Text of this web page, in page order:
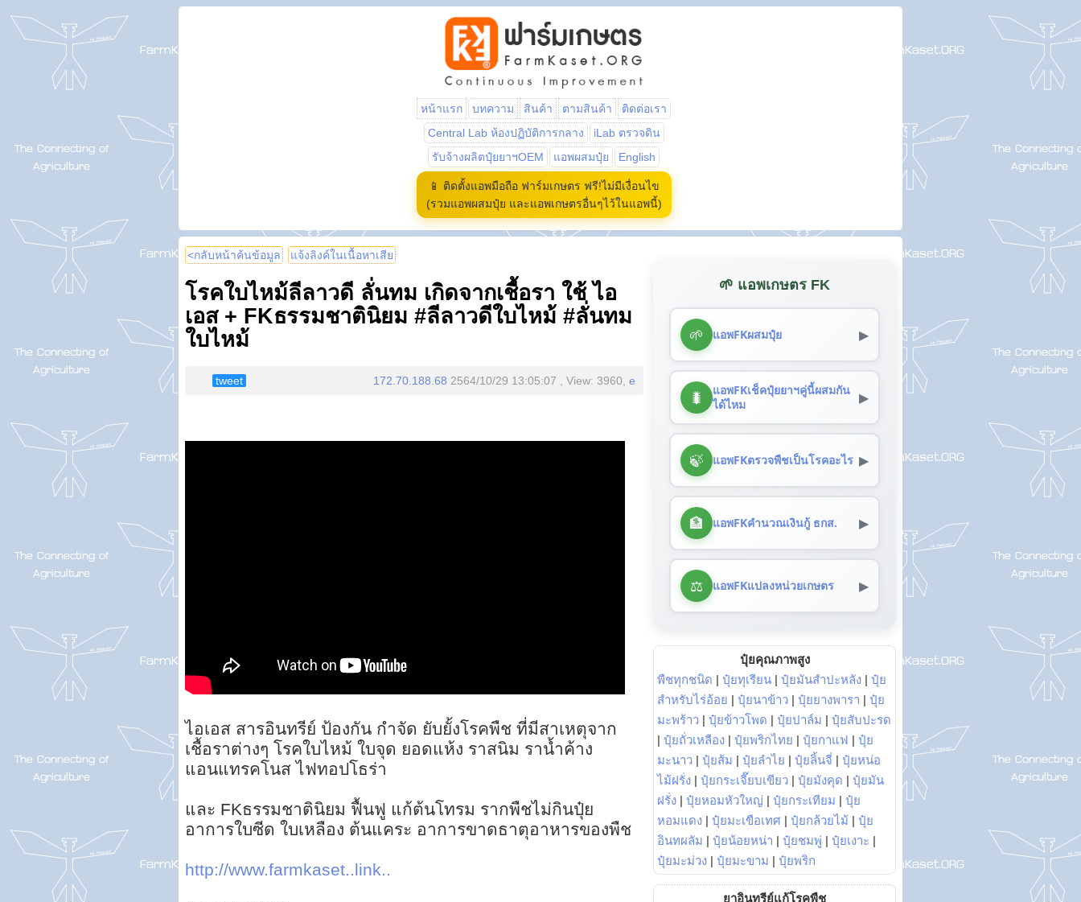
หน้าแรก บทความ สินค้า ตามสินค้า
ติดต่อเรา
Central Lab ห้องปฏิบัติการกลาง
iLab ตรวจดิน
รับจ้างผลิตปุ๋ยยาฯOEM
แอพผสมปุ๋ย English
📱 ติดตั้งแอพมือถือ ฟาร์มเกษตร ฟรี!ไม่มีเงื่อนไข
(รวมแอพผสมปุ๋ย และแอพเกษตรอื่นๆไว้ในแอพนี้)
<กลับหน้าค้นข้อมูล แจ้งลิงค์ในเนื้อหาเสีย
โรคใบไหม้ลีลาวดี ลั่นทม เกิดจากเชื้อรา ใช้ ไอ
เอส + FKธรรมชาตินิยม #ลีลาวดีใบไหม้ #ลั่นทม
ใบไหม้
tweet 172.70.188.68 2564/10/29 13:05:07 , View: 3960, e
ไอเอส สารอินทรีย์ ป้องกัน กำจัด ยับยั้งโรคพืช ที่มีสาเหตุจาก
เชื้อราต่างๆ โรคใบไหม้ ใบจุด ยอดแห้ง ราสนิม ราน้ำค้าง
แอนแทรคโนส ไฟทอปโธร่า
และ FKธรรมชาตินิยม ฟื้นฟู แก้ต้นโทรม รากพืชไม่กินปุ๋ย
อาการใบซีด ใบเหลือง ต้นแคระ อาการขาดธาตุอาหารของพืช
http://www.farmkaset..link..
🌱 แอพเกษตร FK
🌱 แอพFKผสมปุ๋ย ▶
🐛
แอพFKเช็คปุ๋ยยาฯคู่นี้ผสมกัน
ได้ไหม
▶
🍃 แอพFKตรวจพืชเป็นโรคอะไร ▶
🏦 แอพFKคำนวณเงินกู้ ธกส. ▶
⚖️ แอพFKแปลงหน่วยเกษตร ▶
ปุ๋ยคุณภาพสูง
พืชทุกชนิด | ปุ๋ยทุเรียน | ปุ๋ยมันสำปะหลัง | ปุ๋ย
สำหรับไร่อ้อย | ปุ๋ยนาข้าว | ปุ๋ยยางพารา | ปุ๋ย
มะพร้าว | ปุ๋ยข้าวโพด | ปุ๋ยปาล์ม | ปุ๋ยสับปะรด
| ปุ๋ยถั่วเหลือง | ปุ๋ยพริกไทย | ปุ๋ยกาแฟ | ปุ๋ย
มะนาว | ปุ๋ยส้ม | ปุ๋ยลำไย | ปุ๋ยลิ้นจี่ | ปุ๋ยหน่อ
ไม้ฝรั่ง | ปุ๋ยกระเจี๊ยบเขียว | ปุ๋ยมังคุด | ปุ๋ยมัน
ฝรั่ง | ปุ๋ยหอมหัวใหญ่ | ปุ๋ยกระเทียม | ปุ๋ย
หอมแดง | ปุ๋ยมะเขือเทศ | ปุ๋ยกล้วยไม้ | ปุ๋ย
อินทผลัม | ปุ๋ยน้อยหน่า | ปุ๋ยชมพู่ | ปุ๋ยเงาะ |
ปุ๋ยมะม่วง | ปุ๋ยมะขาม | ปุ๋ยพริก
ยาอินทรีย์แก้โรคพืช